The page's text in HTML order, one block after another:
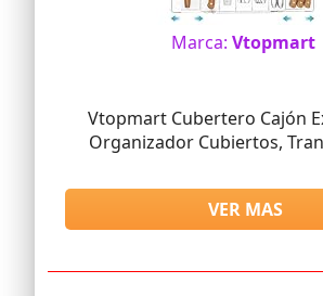
Marca: Vtopmart
Vtopmart Cubertero Cajón
Organizador Cubiertos,
VER MAS